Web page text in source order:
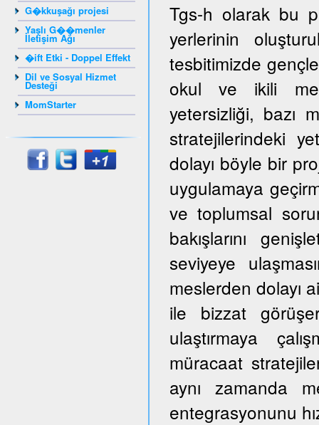
G�kkuşağı projesi
Yaşlı G��menler
İletişim Ağı
�ift Etki - Doppel Effekt
Dil ve Sosyal Hizmet
Desteği
MomStarter
Tgs-h olarak bu
yerlerinin
tesbitimizde
okul ve ikili
yetersizliği, bazı
stratejilerindeki
dolayı böyle bir
uygulamaya
ve toplumsal
bakışlarını
seviyeye
meslerden dolayı
ile bizzat
ulaştırmaya
müracaat
aynı zamanda
entegrasyonunu